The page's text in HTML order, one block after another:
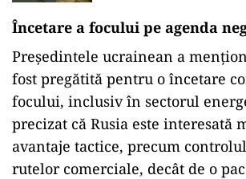
Încetare a focului pe agenda
Președintele ucrainean a
fost pregătită pentru o încetare
focului, inclusiv în sectorul
precizat că Rusia este interesată
avantaje tactice, precum
rutelor comerciale, decât de o